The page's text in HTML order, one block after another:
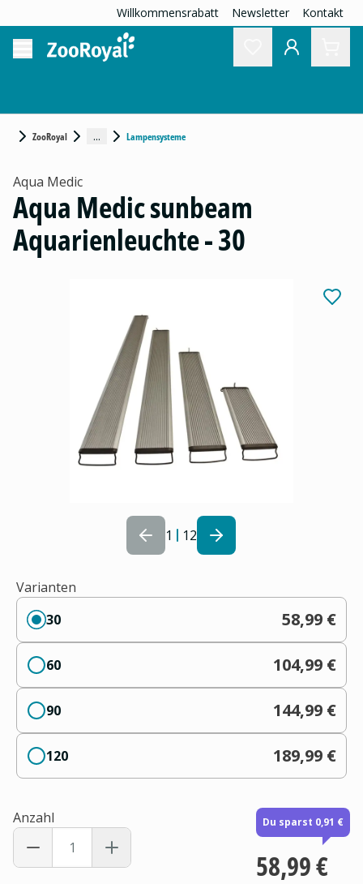
Willkommensrabatt Newsletter Kontakt
ZooRoyal ... Lampensysteme
1 12
Aqua Medic
Aqua Medic sunbeam
Aquarienleuchte - 30
Varianten
30
58,99 €
60 104,99 €
90 144,99 €
120 189,99 €
Anzahl Du sparst 0,91 €
58,99 €